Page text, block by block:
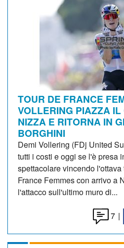
TOUR DE FRANCE
VOLLERING PIAZZA
NIZZA E RITORNA IN
BORGHINI
Demi Vollering (FDj United
tutti i costi e oggi se l'è presa
spettacolare vincendo
France Femmes con arrivo a
l'attacco sull'ultimo muro di...
7 |